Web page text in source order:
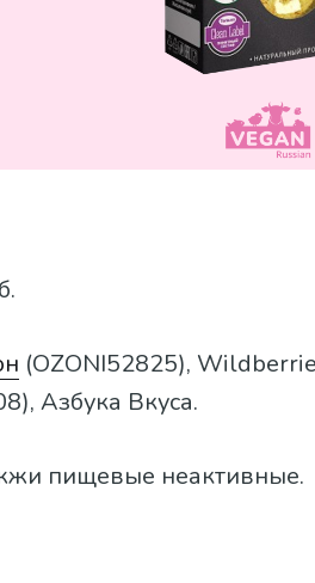
(OZONI52825),
Азбука Вкуса.
пищевые неактивные.